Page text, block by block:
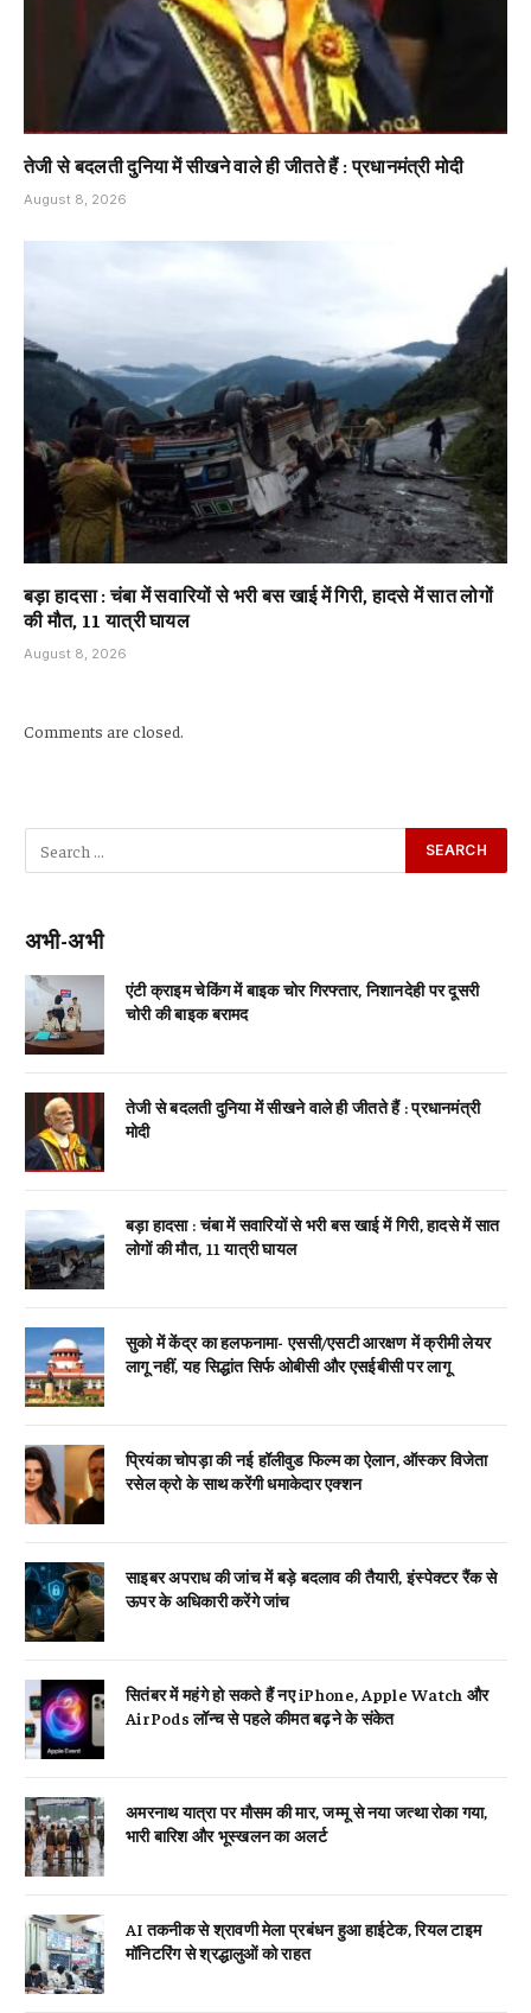
तेजी से बदलती दुनिया में सीखने वाले ही जीतते हैं : प्रधानमंत्री मोदी
August 8, 2026
बड़ा हादसा : चंबा में सवारियों से भरी बस खाई में गिरी, हादसे में सात लोगों
की मौत, 11 यात्री घायल
August 8, 2026
Comments are closed.
अभी-अभी
एंटी क्राइम चेकिंग में बाइक चोर गिरफ्तार, निशानदेही पर दूसरी
चोरी की बाइक बरामद
तेजी से बदलती दुनिया में सीखने वाले ही जीतते हैं : प्रधानमंत्री
मोदी
बड़ा हादसा : चंबा में सवारियों से भरी बस खाई में गिरी, हादसे में सात
लोगों की मौत, 11 यात्री घायल
सुको में केंद्र का हलफनामा- एससी/एसटी आरक्षण में क्रीमी लेयर
लागू नहीं, यह सिद्धांत सिर्फ ओबीसी और एसईबीसी पर लागू
प्रियंका चोपड़ा की नई हॉलीवुड फिल्म का ऐलान, ऑस्कर विजेता
रसेल क्रो के साथ करेंगी धमाकेदार एक्शन
साइबर अपराध की जांच में बड़े बदलाव की तैयारी, इंस्पेक्टर रैंक से
ऊपर के अधिकारी करेंगे जांच
सितंबर में महंगे हो सकते हैं नए iPhone, Apple Watch और
AirPods लॉन्च से पहले कीमत बढ़ने के संकेत
अमरनाथ यात्रा पर मौसम की मार, जम्मू से नया जत्था रोका गया,
भारी बारिश और भूस्खलन का अलर्ट
AI तकनीक से श्रावणी मेला प्रबंधन हुआ हाईटेक, रियल टाइम
मॉनिटरिंग से श्रद्धालुओं को राहत